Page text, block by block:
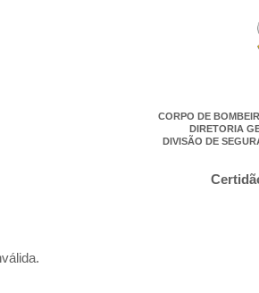
CORPO DE
DIRETORIA
DIVISÃO DE